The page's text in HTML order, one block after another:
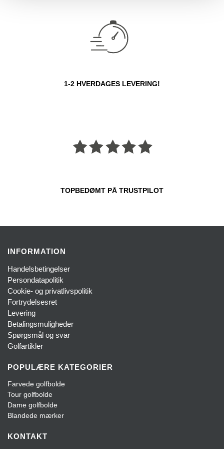
1-2 HVERDAGES LEVERING!
TOPBEDØMT PÅ TRUSTPILOT
INFORMATION
Handelsbetingelser
Persondatapolitik
Cookie- og privatlivspolitik
Fortrydelsesret
Levering
Betalingsmuligheder
Spørgsmål og svar
Golfartikler
POPULÆRE KATEGORIER
Farvede golfbolde
Tour golfbolde
Dame golfbolde
Blandede mærker
KONTAKT